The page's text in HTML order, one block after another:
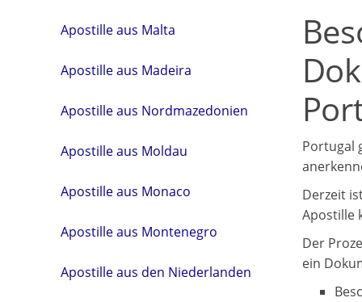
Apostille aus Malta
Apostille aus Madeira
Apostille aus Nordmazedonien
Apostille aus Moldau
Apostille aus Monaco
Apostille aus Montenegro
Apostille aus den Niederlanden
Portugal
Derzeit
Apostille
Der
ein